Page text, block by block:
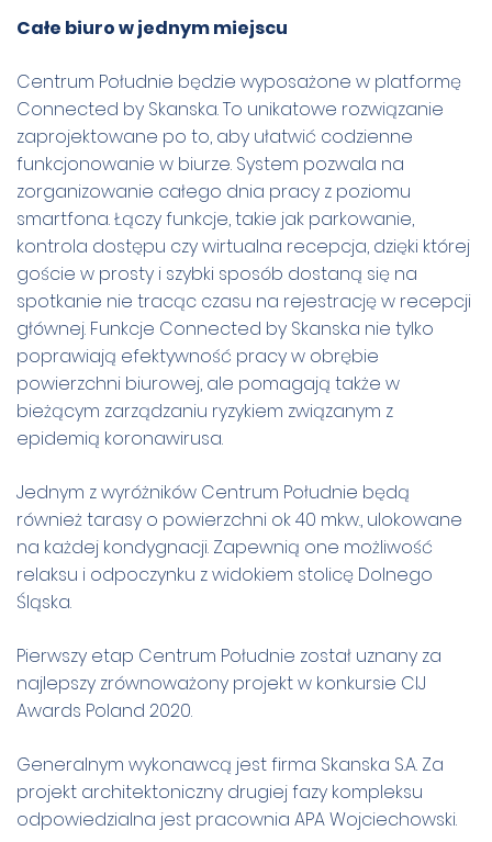
Całe biuro w jednym miejscu
Centrum Południe będzie wyposażone w platformę
Connected by Skanska. To unikatowe rozwiązanie
zaprojektowane po to, aby ułatwić codzienne
funkcjonowanie w biurze. System pozwala na
zorganizowanie całego dnia pracy z poziomu
smartfona. Łączy funkcje, takie jak parkowanie,
kontrola dostępu czy wirtualna recepcja, dzięki której
goście w prosty i szybki sposób dostaną się na
spotkanie nie tracąc czasu na rejestrację w recepcji
głównej. Funkcje Connected by Skanska nie tylko
poprawiają efektywność pracy w obrębie
powierzchni biurowej, ale pomagają także w
bieżącym zarządzaniu ryzykiem związanym z
epidemią koronawirusa.
Jednym z wyróżników Centrum Południe będą
również tarasy o powierzchni ok 40 mkw., ulokowane
na każdej kondygnacji. Zapewnią one możliwość
relaksu i odpoczynku z widokiem stolicę Dolnego
Śląska.
Pierwszy etap Centrum Południe został uznany za
najlepszy zrównoważony projekt w konkursie CIJ
Awards Poland 2020.
Generalnym wykonawcą jest firma Skanska S.A. Za
projekt architektoniczny drugiej fazy kompleksu
odpowiedzialna jest pracownia APA Wojciechowski.